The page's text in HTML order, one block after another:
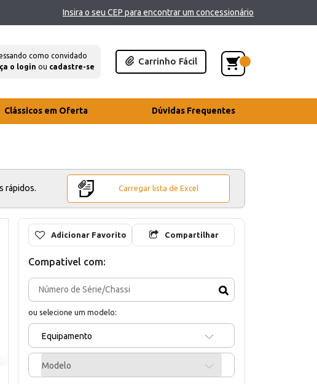
Insira o seu CEP para encontrar um concessionário
como convidado
o login ou cadastre-se
Carrinho Fácil
Clássicos em Oferta Dúvidas Frequentes
rápidos. Carregar lista de Excel
Adicionar Favorito Compartilhar
Compativel com:
ou selecione um modelo:
Equipamento
Modelo